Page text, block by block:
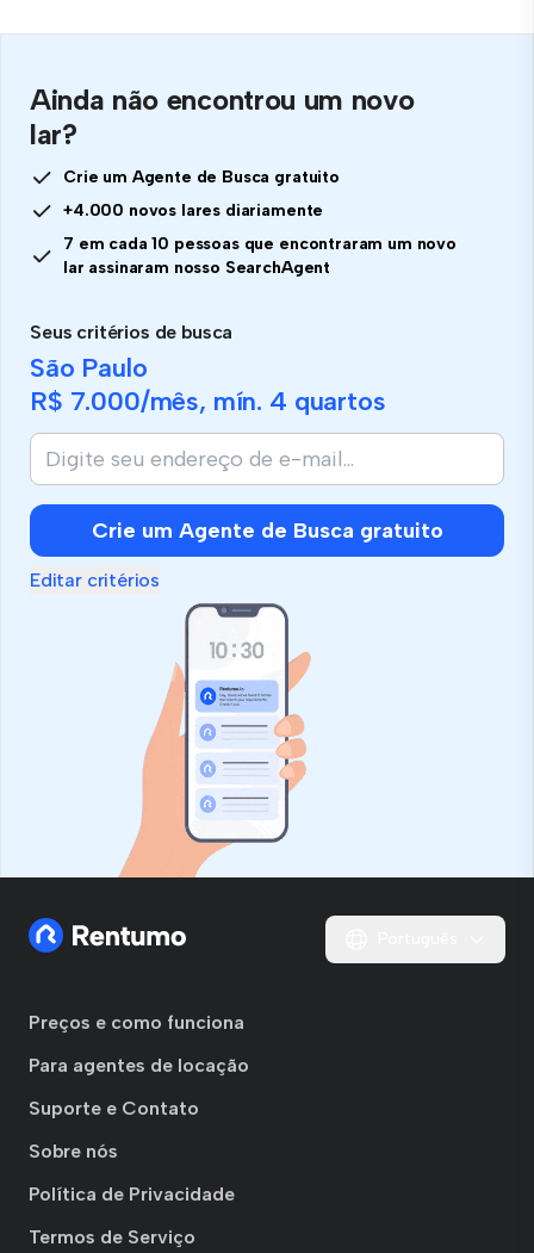
Ainda não encontrou um novo
lar?
Crie um Agente de Busca gratuito
+4.000 novos lares diariamente
7 em cada 10 pessoas que encontraram um novo
lar assinaram nosso SearchAgent
Seus critérios de busca
São Paulo
R$ 7.000/mês, mín. 4 quartos
Crie um Agente de Busca gratuito
Editar critérios
Preços e como funciona
Para agentes de locação
Suporte e Contato
Sobre nós
Política de Privacidade
Termos de Serviço